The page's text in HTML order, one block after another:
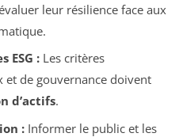
leur résilience face aux
ESG :Les critères
de gouvernance doivent
d’actifs.
:Informer le public et les